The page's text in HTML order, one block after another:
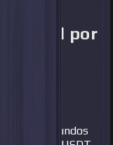
por
unos segundos